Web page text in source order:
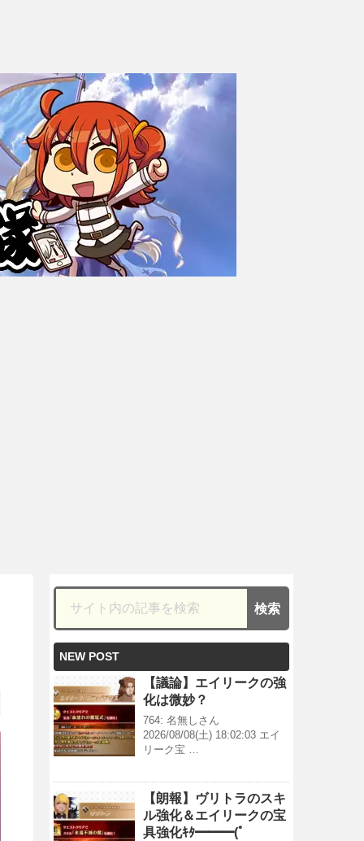
NEW POST
【議論】エイリークの強
化は微妙？
764: 名無しさん
2026/08/08(土) 18:02:03 エイ
リーク宝 …
【朗報】ヴリトラのスキ
ル強化＆エイリークの宝
具強化ｷﾀ━━━(ﾟ